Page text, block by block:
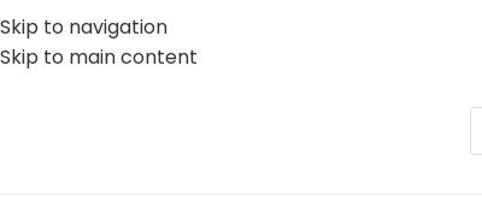
Skip to navigation
Skip to main content
Vatan Mh. Kızılcık Sk. No:37 Yıldırım / Bursa